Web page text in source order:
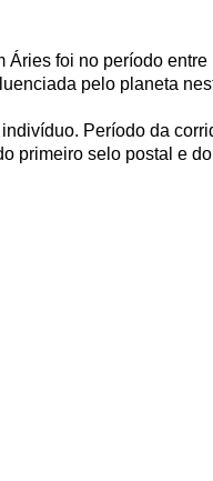
Áries foi no período
pelo planeta
Período da
primeiro selo postal e